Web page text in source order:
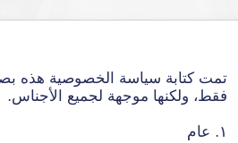
تمت كتابة سياسة الخصوصية هذه
فقط، ولكنها موجهة لجميع الأجناس.
١. عام